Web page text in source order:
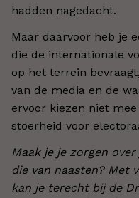
hadden nagedacht.
Maar daarvoor heb je
die de internationale
op het terrein
van de media en de
ervoor kiezen niet
stoerheid voor
Maak je je zorgen
die van naasten? Met
kan je terecht bij de